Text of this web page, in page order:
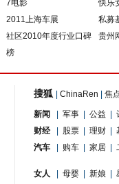
7电影
快乐
2011上海车展
私募
社区2010年度行业口碑
榜
贵州
搜狐 ChinaRen 焦
新闻 军事 公益
财经
股票 理财
汽车
购车 家居
女人 母婴 新娘